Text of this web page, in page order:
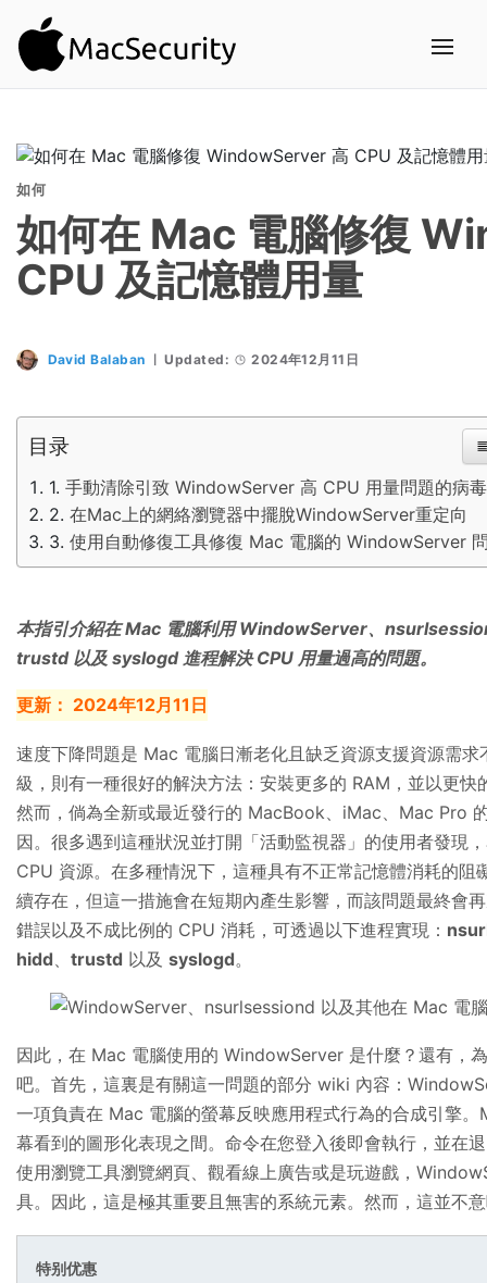
如何
如何在 Mac 電腦修復
CPU 及記憶體用量
David Balaban Updated: 2024年12月11日
目录
手動清除引致 WindowServer 高 CPU 用量問題的病毒
在Mac上的網絡瀏覽器中擺脫WindowServer重定向
使用自動修復工具修復 Mac 電腦的 WindowServer
本指引介紹在 Mac 電腦利用 WindowServer、
trustd 以及 syslogd 進程解決 CPU 用量過高的問題。
更新： 2024年12月11日
速度下降問題是 Mac 電腦日漸老化且缺乏資源支援資源需
級，則有一種很好的解決方法：安裝更多的 RAM，並以更
然而，倘為全新或最近發行的 MacBook、iMac、Mac Pro
因。很多遇到這種狀況並打開「活動監視器」的使用者發現
CPU 資源。在多種情況下，這種具有不正常記憶體消耗的
續存在，但這一措施會在短期內產生影響，而該問題最終會
錯誤以及不成比例的 CPU 消耗，可透過以下進程實現：
hidd
trustd 以及 syslogd。
因此，在 Mac 電腦使用的 WindowServer 是什麼？還有，
吧。首先，這裏是有關這一問題的部分 wiki 內容：
一項負責在 Mac 電腦的螢幕反映應用程式行為的合成引擎
幕看到的圖形化表現之間。命令在您登入後即會執行，並在
使用瀏覽工具瀏覽網頁、觀看線上廣告或是玩遊戲，
具。因此，這是極其重要且無害的系統元素。然而，這並不
特别优惠